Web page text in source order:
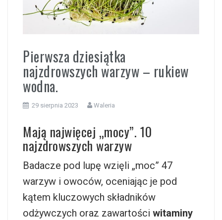
Pierwsza dziesiątka
najzdrowszych warzyw – ​rukiew
wodna.
29 sierpnia 2023 Waleria
Mają najwięcej „mocy”. 10
najzdrowszych warzyw
Badacze pod lupę wzięli „moc” 47
warzyw i owoców, oceniając je pod
kątem kluczowych składników
odżywczych oraz zawartości witaminy